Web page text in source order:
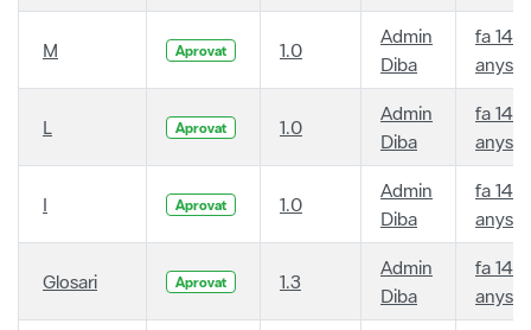
M Aprovat 1.0
Admin
Diba
fa 14
anys
L Aprovat 1.0
Admin
Diba
fa 14
anys
I Aprovat 1.0
Admin
Diba
fa 14
anys
Glosari Aprovat 1.3
Admin
Diba
fa 14
anys